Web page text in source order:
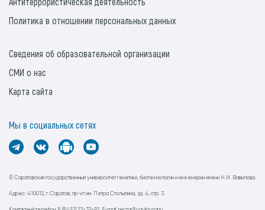
© Саратовский государственный университет генетики, биотехнологии и инженерии имени Н.И. Вавилова.
Адрес: 410012, г. Саратов, пр-кт им. Петра Столыпина, зд. 4, стр. 3.
Политика в отношении персональных данных
Сведения об образовательной организации
СМИ о нас
Карта сайта
Мы в социальных сетях